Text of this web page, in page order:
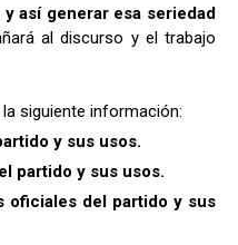
así generar esa seriedad
al discurso y el trabajo
siguiente información:
y sus usos.
partido y sus usos.
oficiales del partido y sus